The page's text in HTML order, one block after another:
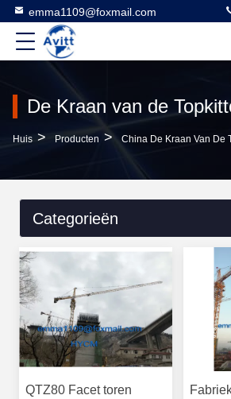
emma1109@foxmail.com
De Kraan van de
Huis > Producten > China De Kraan Van De
Categorieën
QTZ80 Facet toren